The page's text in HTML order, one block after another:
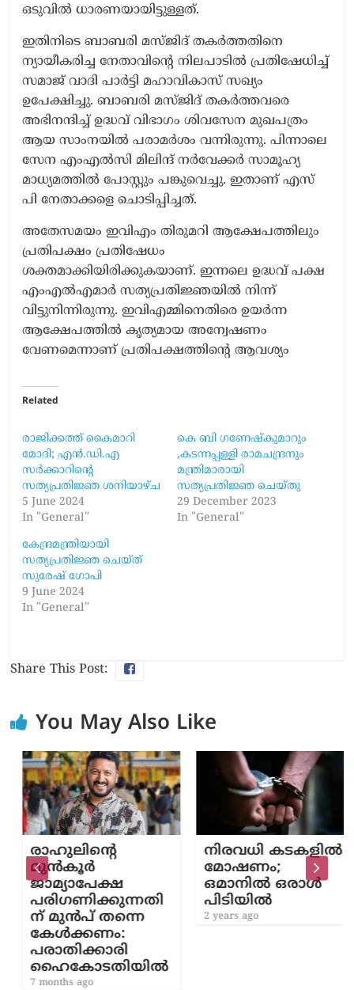
ഒടുവിൽ ധാരണയായിട്ടുള്ളത്.
ഇതിനിടെ ബാബരി മസ്ജിദ് തകർത്തതിനെ
ന്യായീകരിച്ച നേതാവിന്റെ നിലപാടിൽ പ്രതിഷേധിച്ച്
സമാജ് വാദി പാർട്ടി മഹാവികാസ് സഖ്യം
ഉപേക്ഷിച്ചു. ബാബരി മസ്ജിദ് തകർത്തവരെ
അഭിനന്ദിച്ച് ഉദ്ധവ് വിഭാഗം ശിവസേന മുഖപത്രം
ആയ സാംനയിൽ പരാമർശം വന്നിരുന്നു. പിന്നാലെ
സേന എംഎൽസി മിലിന്ദ് നർവേക്കർ സാമൂഹ്യ
മാധ്യമത്തിൽ പോസ്റ്റും പങ്കുവെച്ചു. ഇതാണ് എസ്
പി നേതാക്കളെ ചൊടിപ്പിച്ചത്.
അതേസമയം ഇവിഎം തിരുമറി ആക്ഷേപത്തിലും
പ്രതിപക്ഷം പ്രതിഷേധം
ശക്തമാക്കിയിരിക്കുകയാണ്. ഇന്നലെ ഉദ്ധവ് പക്ഷ
എംഎൽഎമാർ സത്യപ്രതിജ്ഞയിൽ നിന്ന്
വിട്ടുനിന്നിരുന്നു. ഇവിഎമ്മിനെതിരെ ഉയർന്ന
ആക്ഷേപത്തിൽ കൃത്യമായ അന്വേഷണം
വേണമെന്നാണ് പ്രതിപക്ഷത്തിന്റെ ആവശ്യം
Related
രാജിക്കത്ത് കൈമാറി
മോദി; എൻ.ഡി.എ
സർക്കാറിന്റെ
സത്യപ്രതിജ്ഞ ശനിയാഴ്‌ച
5 June 2024
In "General"
കെ ബി ഗണേഷ്കുമാറും
,കടന്നപ്പള്ളി രാമചന്ദ്രനും
മന്ത്രിമാരായി
സത്യപ്രതിജ്ഞ ചെയ്തു
29 December 2023
In "General"
കേന്ദ്രമന്ത്രിയായി
സത്യപ്രതിജ്ഞ ചെയ്ത്
സുരേഷ് ഗോപി
9 June 2024
In "General"
Share This Post:
You May Also Like
രാഹുലിന്‍റെ
മുൻകൂർ
ജാമ്യാപേക്ഷ
പരിഗണിക്കുന്നതി
ന് മുൻപ് തന്നെ
കേൾക്കണം:
പരാതിക്കാരി
ഹൈകോടതിയിൽ
7 months ago
നിരവധി കടകളിൽ
മോഷണം;
ഒമാനിൽ ഒരാൾ
പിടിയിൽ
2 years ago